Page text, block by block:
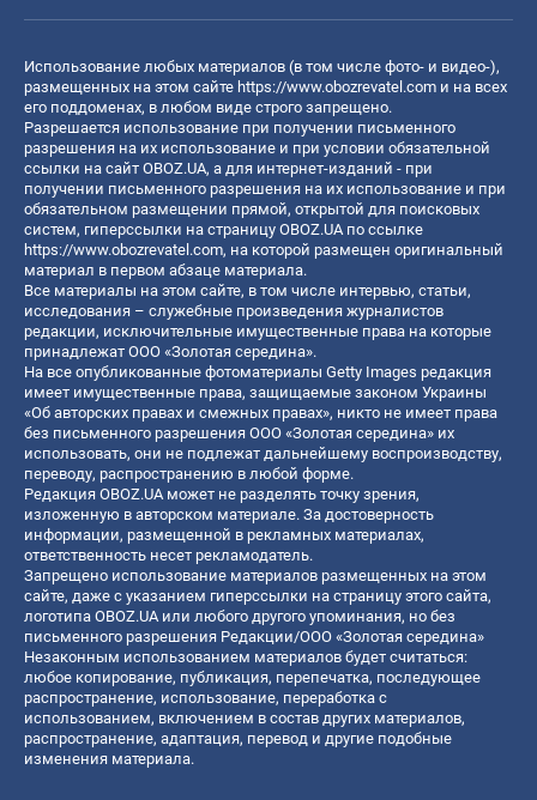
Использование любых материалов (в том числе фото- и видео-),
размещенных на этом сайте https://www.obozrevatel.com и на всех
его поддоменах, в любом виде строго запрещено.
Разрешается использование при получении письменного
разрешения на их использование и при условии обязательной
ссылки на сайт OBOZ.UA, а для интернет-изданий - при
получении письменного разрешения на их использование и при
обязательном размещении прямой, открытой для поисковых
систем, гиперссылки на страницу OBOZ.UA по ссылке
https://www.obozrevatel.com, на которой размещен оригинальный
материал в первом абзаце материала.
Все материалы на этом сайте, в том числе интервью, статьи,
исследования – служебные произведения журналистов
редакции, исключительные имущественные права на которые
принадлежат ООО «Золотая середина».
На все опубликованные фотоматериалы Getty Images редакция
имеет имущественные права, защищаемые законом Украины
«Об авторских правах и смежных правах», никто не имеет права
без письменного разрешения ООО «Золотая середина» их
использовать, они не подлежат дальнейшему воспроизводству,
переводу, распространению в любой форме.
Редакция OBOZ.UA может не разделять точку зрения,
изложенную в авторском материале. За достоверность
информации, размещенной в рекламных материалах,
ответственность несет рекламодатель.
Запрещено использование материалов размещенных на этом
сайте, даже с указанием гиперссылки на страницу этого сайта,
логотипа OBOZ.UA или любого другого упоминания, но без
письменного разрешения Редакции/ООО «Золотая середина»
Незаконным использованием материалов будет считаться:
любое копирование, публикация, перепечатка, последующее
распространение, использование, переработка с
использованием, включением в состав других материалов,
распространение, адаптация, перевод и другие подобные
изменения материала.